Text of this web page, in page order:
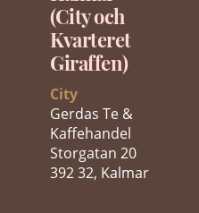
(City och
Kvarteret
Giraffen)
City
Gerdas Te &
Kaffehandel
Storgatan 20
392 32, Kalmar